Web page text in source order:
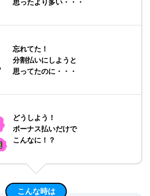
思ったより多い・・・
忘れてた！
分割払いにしようと
思ってたのに・・・
どうしよう！
ボーナス払いだけで
こんなに！？
こんな時は